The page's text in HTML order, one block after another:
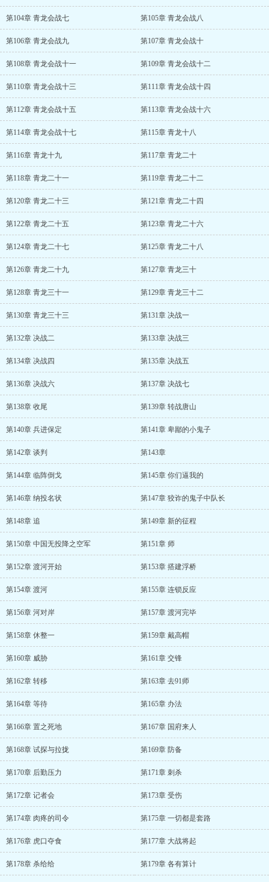
第104章 青龙会战七 第105章 青龙会战八
第106章 青龙会战九 第107章 青龙会战十
第108章 青龙会战十一 第109章 青龙会战十二
第110章 青龙会战十三 第111章 青龙会战十四
第112章 青龙会战十五 第113章 青龙会战十六
第114章 青龙会战十七 第115章 青龙十八
第116章 青龙十九 第117章 青龙二十
第118章 青龙二十一 第119章 青龙二十二
第120章 青龙二十三 第121章 青龙二十四
第122章 青龙二十五 第123章 青龙二十六
第124章 青龙二十七 第125章 青龙二十八
第126章 青龙二十九 第127章 青龙三十
第128章 青龙三十一 第129章 青龙三十二
第130章 青龙三十三 第131章 决战一
第132章 决战二 第133章 决战三
第134章 决战四 第135章 决战五
第136章 决战六 第137章 决战七
第138章 收尾 第139章 转战唐山
第140章 兵进保定 第141章 卑鄙的小鬼子
第142章 谈判 第143章
第144章 临阵倒戈 第145章 你们逼我的
第146章 纳投名状 第147章 狡诈的鬼子中队长
第148章 追 第149章 新的征程
第150章 中国无投降之空军 第151章 师
第152章 渡河开始 第153章 搭建浮桥
第154章 渡河 第155章 连锁反应
第156章 河对岸 第157章 渡河完毕
第158章 休整一 第159章 戴高帽
第160章 威胁 第161章 交锋
第162章 转移 第163章 去91师
第164章 等待 第165章 办法
第166章 置之死地 第167章 国府来人
第168章 试探与拉拢 第169章 防备
第170章 后勤压力 第171章 刺杀
第172章 记者会 第173章 受伤
第174章 肉疼的司令 第175章 一切都是套路
第176章 虎口夺食 第177章 大战将起
第178章 杀给给 第179章 各有算计